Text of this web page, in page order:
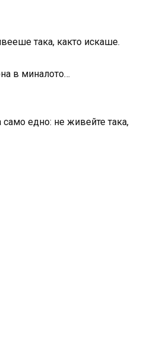
така, както искаше.
в миналото…
едно: не живейте така,